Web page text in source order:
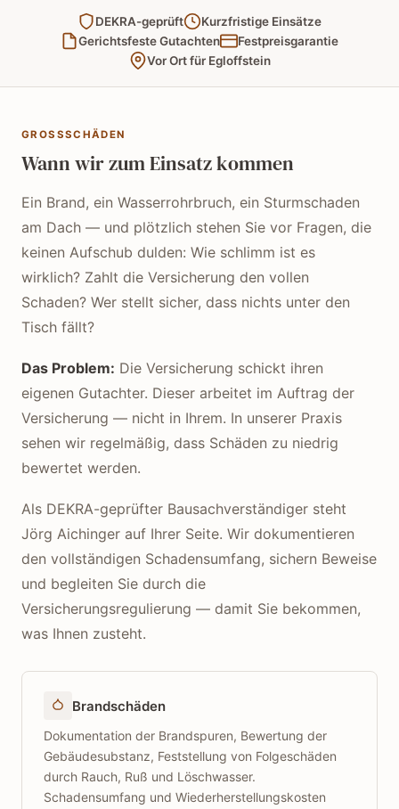
DEKRA-geprüft
Kurzfristige Einsätze
Gerichtsfeste Gutachten
Festpreisgarantie
Vor Ort für Egloffstein
GROSSSCHÄDEN
Wann wir zum Einsatz kommen
Ein Brand, ein Wasserrohrbruch, ein Sturmschaden
am Dach — und plötzlich stehen Sie vor Fragen, die
keinen Aufschub dulden: Wie schlimm ist es
wirklich? Zahlt die Versicherung den vollen
Schaden? Wer stellt sicher, dass nichts unter den
Tisch fällt?
Das Problem: Die Versicherung schickt ihren
eigenen Gutachter. Dieser arbeitet im Auftrag der
Versicherung — nicht in Ihrem. In unserer Praxis
sehen wir regelmäßig, dass Schäden zu niedrig
bewertet werden.
Als DEKRA-geprüfter Bausachverständiger steht
Jörg Aichinger auf Ihrer Seite. Wir dokumentieren
den vollständigen Schadensumfang, sichern Beweise
und begleiten Sie durch die
Versicherungsregulierung — damit Sie bekommen,
was Ihnen zusteht.
Brandschäden
Dokumentation der Brandspuren, Bewertung der
Gebäudesubstanz, Feststellung von Folgeschäden
durch Rauch, Ruß und Löschwasser.
Schadensumfang und Wiederherstellungskosten